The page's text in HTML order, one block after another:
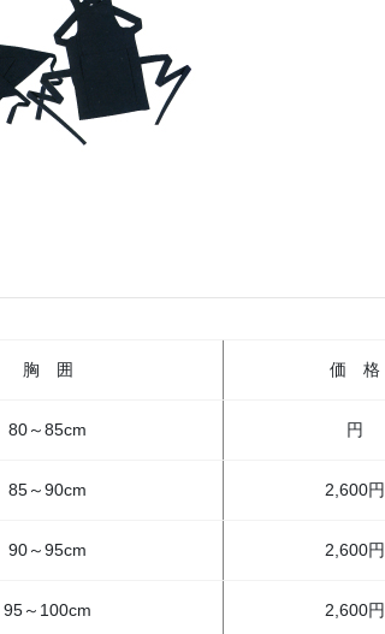
胸 囲 価 格
80～85cm 円
85～90cm 2,600円
90～95cm 2,600円
95～100cm 2,600円